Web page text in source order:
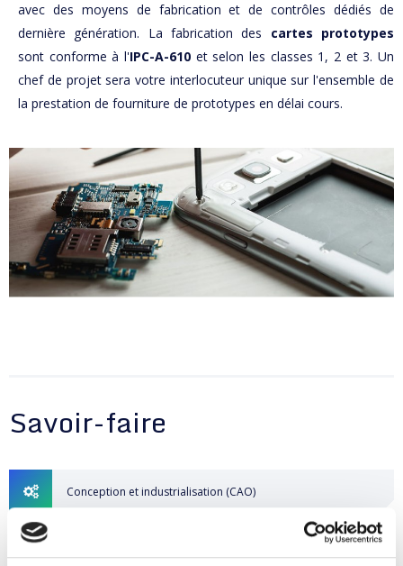
avec des moyens de fabrication et de contrôles dédiés de
dernière génération. La fabrication des cartes prototypes
sont conforme à l'IPC-A-610 et selon les classes 1, 2 et 3. Un
chef de projet sera votre interlocuteur unique sur l'ensemble de
la prestation de fourniture de prototypes en délai cours.
Savoir-faire
Conception et industrialisation (CAO)